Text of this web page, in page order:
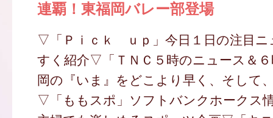
連覇！東福岡バレー部登場
▽「Ｐｉｃｋ ｕｐ」今日１日の注目ニ
すく紹介▽「ＴＮＣ５時のニュース＆
岡の『いま』をどこより早く、そして
▽「ももスポ」ソフトバンクホークス